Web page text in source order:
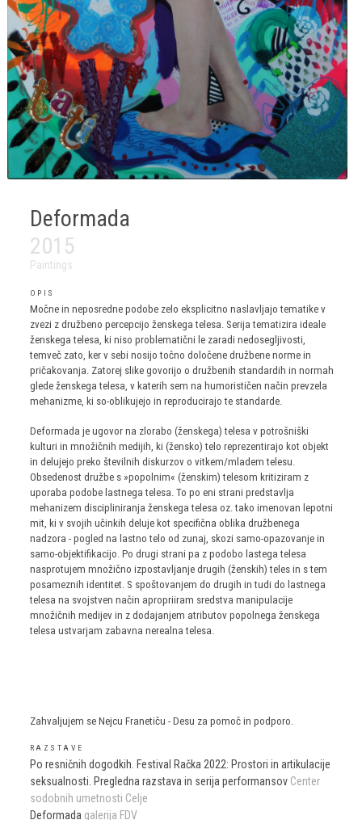
Deformada
2015
Paintings
OPIS
Močne in neposredne podobe zelo eksplicitno naslavljajo tematike v
zvezi z družbeno percepcijo ženskega telesa. Serija tematizira ideale
ženskega telesa, ki niso problematični le zaradi nedosegljivosti,
temveč zato, ker v sebi nosijo točno določene družbene norme in
pričakovanja. Zatorej slike govorijo o družbenih standardih in normah
glede ženskega telesa, v katerih sem na humorističen način prevzela
mehanizme, ki so-oblikujejo in reproducirajo te standarde.
Deformada je ugovor na zlorabo (ženskega) telesa v potrošniški
kulturi in množičnih medijih, ki (žensko) telo reprezentirajo kot objekt
in delujejo preko številnih diskurzov o vitkem/mladem telesu.
Obsedenost družbe s »popolnim« (ženskim) telesom kritiziram z
uporaba podobe lastnega telesa. To po eni strani predstavlja
mehanizem discipliniranja ženskega telesa oz. tako imenovan lepotni
mit, ki v svojih učinkih deluje kot specifična oblika družbenega
nadzora - pogled na lastno telo od zunaj, skozi samo-opazovanje in
samo-objektifikacijo. Po drugi strani pa z podobo lastega telesa
nasprotujem množično izpostavljanje drugih (ženskih) teles in s tem
posameznih identitet. S spoštovanjem do drugih in tudi do lastnega
telesa na svojstven način apropriiram sredstva manipulacije
množičnih medijev in z dodajanjem atributov popolnega ženskega
telesa ustvarjam zabavna nerealna telesa.
Zahvaljujem se Nejcu Franetiču - Desu za pomoč in podporo.
RAZSTAVE
Po resničnih dogodkih. Festival Račka 2022: Prostori in artikulacije
seksualnosti. Pregledna razstava in serija performansov Center
sodobnih umetnosti Celje
Deformada galerija FDV